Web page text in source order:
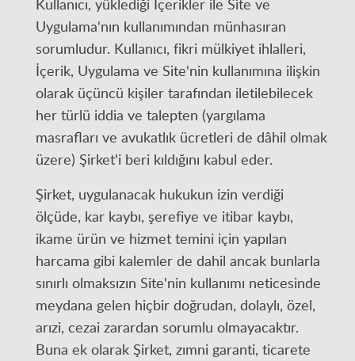
Kullanıcı, yüklediği İçerikler ile Site ve
Uygulama'nın kullanımından münhasıran
sorumludur. Kullanıcı, fikri mülkiyet ihlalleri,
İçerik, Uygulama ve Site'nin kullanımına ilişkin
olarak üçüncü kişiler tarafından iletilebilecek
her türlü iddia ve talepten (yargılama
masrafları ve avukatlık ücretleri de dâhil olmak
üzere) Şirket'i beri kıldığını kabul eder.
Şirket, uygulanacak hukukun izin verdiği
ölçüde, kar kaybı, şerefiye ve itibar kaybı,
ikame ürün ve hizmet temini için yapılan
harcama gibi kalemler de dahil ancak bunlarla
sınırlı olmaksızın Site'nin kullanımı neticesinde
meydana gelen hiçbir doğrudan, dolaylı, özel,
arızi, cezai zarardan sorumlu olmayacaktır.
Buna ek olarak Şirket, zımni garanti, ticarete